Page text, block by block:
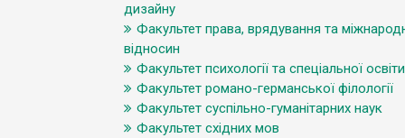
дизайну
Факультет права, врядування та
відносин
Факультет психології та спеціальної освіти
Факультет романо-германської філології
Факультет суспільно-гуманітарних наук
Факультет східних мов